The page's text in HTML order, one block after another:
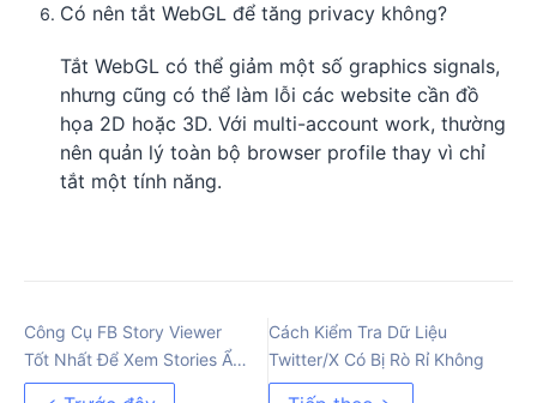
Có nên tắt WebGL để tăng privacy không?
Tắt WebGL có thể giảm một số graphics signals,
nhưng cũng có thể làm lỗi các website cần đồ
họa 2D hoặc 3D. Với multi-account work, thường
nên quản lý toàn bộ browser profile thay vì chỉ
tắt một tính năng.
Công Cụ FB Story Viewer
Tốt Nhất Để Xem Stories Ẩn
Danh
Cách Kiểm Tra Dữ Liệu
Twitter/X Có Bị Rò Rỉ Không